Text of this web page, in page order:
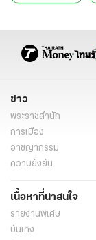
ข่าว
พระราชสำนัก
การเมือง
อาชญากรรม
ความยั่งยืน
เนื้อหาที่น่าสนใจ
รายงานพิเศษ
บันเทิง